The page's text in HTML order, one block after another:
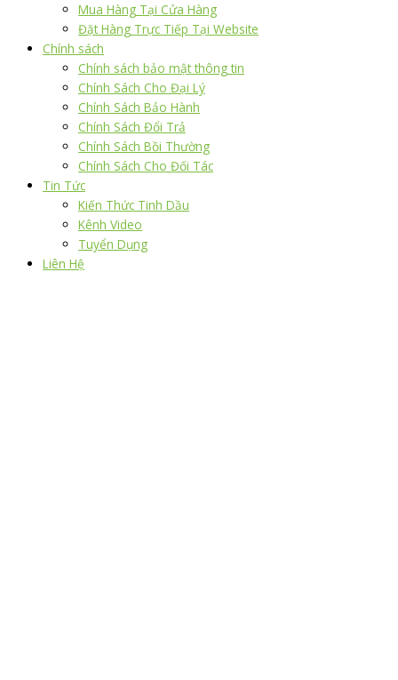
Mua Hàng Tại Cửa Hàng
Đặt Hàng Trực Tiếp Tại Website
Chính sách
Chính sách bảo mật thông tin
Chính Sách Cho Đại Lý
Chính Sách Bảo Hành
Chính Sách Đổi Trả
Chính Sách Bồi Thường
Chính Sách Cho Đối Tác
Tin Tức
Kiến Thức Tinh Dầu
Kênh Video
Tuyển Dụng
Liên Hệ